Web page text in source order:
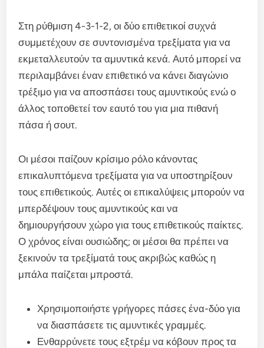
Στη ρύθμιση 4-3-1-2, οι δύο επιθετικοί συχνά
συμμετέχουν σε συντονισμένα τρεξίματα για να
εκμεταλλευτούν τα αμυντικά κενά. Αυτό μπορεί να
περιλαμβάνει έναν επιθετικό να κάνει διαγώνιο
τρέξιμο για να αποσπάσει τους αμυντικούς ενώ ο
άλλος τοποθετεί τον εαυτό του για μια πιθανή
πάσα ή σουτ.
Οι μέσοι παίζουν κρίσιμο ρόλο κάνοντας
επικαλυπτόμενα τρεξίματα για να υποστηρίξουν
τους επιθετικούς. Αυτές οι επικαλύψεις μπορούν να
μπερδέψουν τους αμυντικούς και να
δημιουργήσουν χώρο για τους επιθετικούς παίκτες.
Ο χρόνος είναι ουσιώδης; οι μέσοι θα πρέπει να
ξεκινούν τα τρεξίματά τους ακριβώς καθώς η
μπάλα παίζεται μπροστά.
Χρησιμοποιήστε γρήγορες πάσες ένα-δύο για
να διασπάσετε τις αμυντικές γραμμές.
Ενθαρρύνετε τους εξτρέμ να κόβουν προς τα